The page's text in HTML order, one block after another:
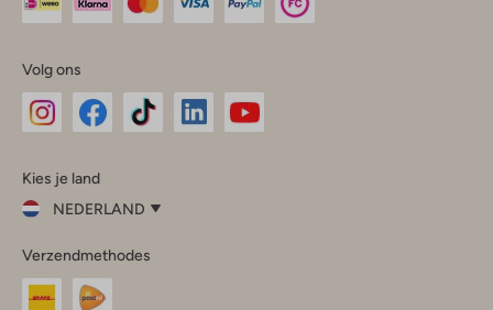
Volg ons
InstagramFacebook
Kies je land
NEDERLAND
je
land
Verzendmethodes